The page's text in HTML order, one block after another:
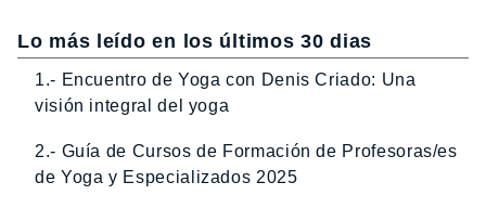
Lo más leído en los últimos 30 dias
1.- Encuentro de Yoga con Denis Criado: Una
visión integral del yoga
2.- Guía de Cursos de Formación de Profesoras/es
de Yoga y Especializados 2025